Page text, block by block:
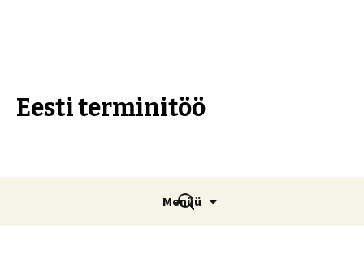
Eesti terminitöö
Menüü
juurde
Otsi: